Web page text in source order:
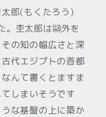
郎(もくたろう)
。杢太郎は鷗外を
の知の幅広さと深
代エジプトの首都
んて書くとますま
しまいそうです
な基盤の上に築か